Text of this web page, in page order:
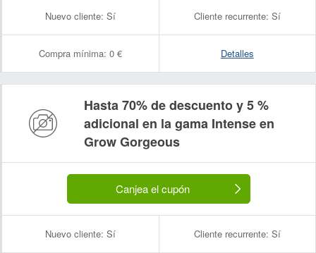
Nuevo cliente: Sí Cliente recurrente: Sí
Compra mínima: 0 € Detalles
Hasta 70% de descuento y 5 %
adicional en la gama Intense en
Grow Gorgeous
Canjea el cupón
Nuevo cliente: Sí Cliente recurrente: Sí